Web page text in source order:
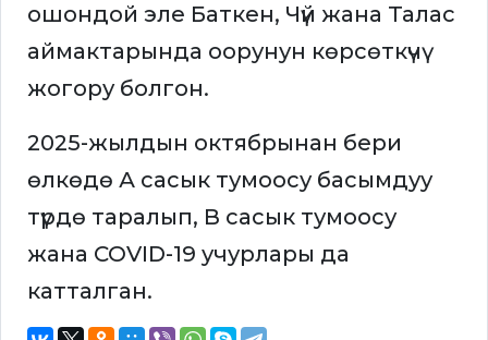
ошондой эле Баткен, Чүй жана Талас
аймактарында оорунун көрсөткүчү
жогору болгон.
2025-жылдын октябрынан бери
өлкөдө А сасык тумоосу басымдуу
түрдө таралып, В сасык тумоосу
жана COVID-19 учурлары да
катталган.